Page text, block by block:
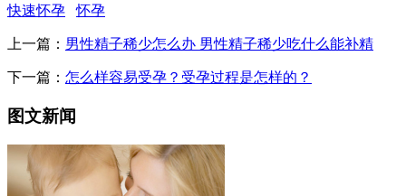
快速怀孕
怀孕
上一篇： 男性精子稀少怎么办 男性精子稀少吃什么能补精
下一篇： 怎么样容易受孕？受孕过程是怎样的？
图文新闻